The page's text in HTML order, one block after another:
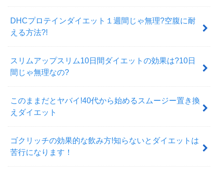
DHCプロテインダイエット１週間じゃ無理?空腹に耐
える方法?!
スリムアップスリム10日間ダイエットの効果は?10日
間じゃ無理なの?
このままだとヤバイ!40代から始めるスムージー置き換
えダイエット
ゴクリッチの効果的な飲み方!知らないとダイエットは
苦行になります！